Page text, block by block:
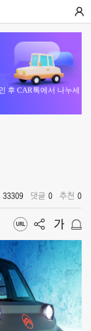
후 CAR톡에서 나누세
33309 댓글 0 추천 0